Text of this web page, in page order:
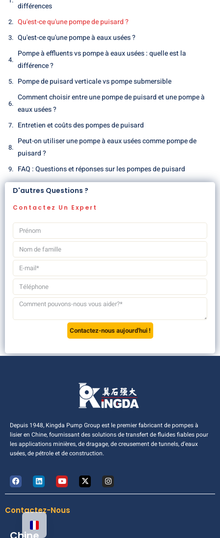
différences
Qu'est-ce qu'une pompe de puisard ?
Qu'est-ce qu'une pompe à eaux usées ?
Pompe à effluents vs pompe à eaux usées : quelle est la
différence ?
Pompe de puisard verticale vs pompe submersible
Comment choisir entre une pompe de puisard et une pompe à
eaux usées ?
Entretien et coûts des pompes de puisard
Peut-on utiliser une pompe à eaux usées comme pompe de
puisard ?
FAQ : Questions et réponses sur les pompes de puisard
D'autres Questions ?
Contactez Un Expert
Contactez-nous aujourd'hui !
Depuis 1948, Kingda Pump Group est le premier fabricant de pompes à
lisier en Chine, fournissant des solutions de transfert de fluides fiables pour
les applications minières, de dragage, de creusement de tunnels, d'eaux
usées, de pétrole et de construction.
Contactez-Nous